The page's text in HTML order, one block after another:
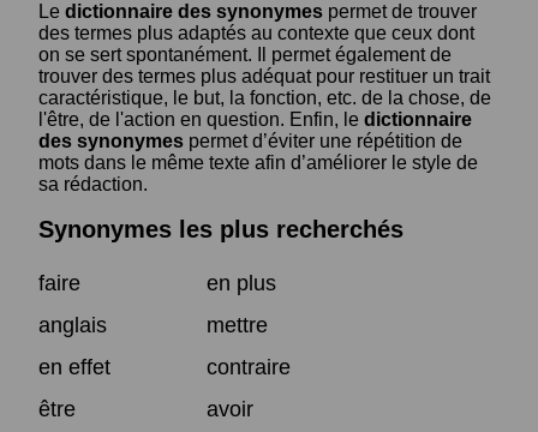
Le dictionnaire des synonymes permet de trouver
des termes plus adaptés au contexte que ceux dont
on se sert spontanément. Il permet également de
trouver des termes plus adéquat pour restituer un trait
caractéristique, le but, la fonction, etc. de la chose, de
l'être, de l'action en question. Enfin, le dictionnaire
des synonymes permet d’éviter une répétition de
mots dans le même texte afin d’améliorer le style de
sa rédaction.
Synonymes les plus recherchés
faire
en plus
anglais
mettre
en effet
contraire
être
avoir